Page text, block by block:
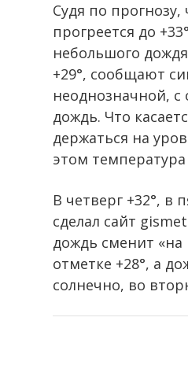
Судя по
прогреется до
небольшого
+29°, сообщают
неоднозначной,
дождь. Что
держаться на
этом
В четверг +32°, в
сделал сайт
дождь сменит «на
отметке +28°, а
солнечно, во